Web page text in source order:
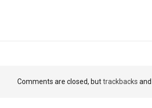
Comments are closed, buttrackbacks